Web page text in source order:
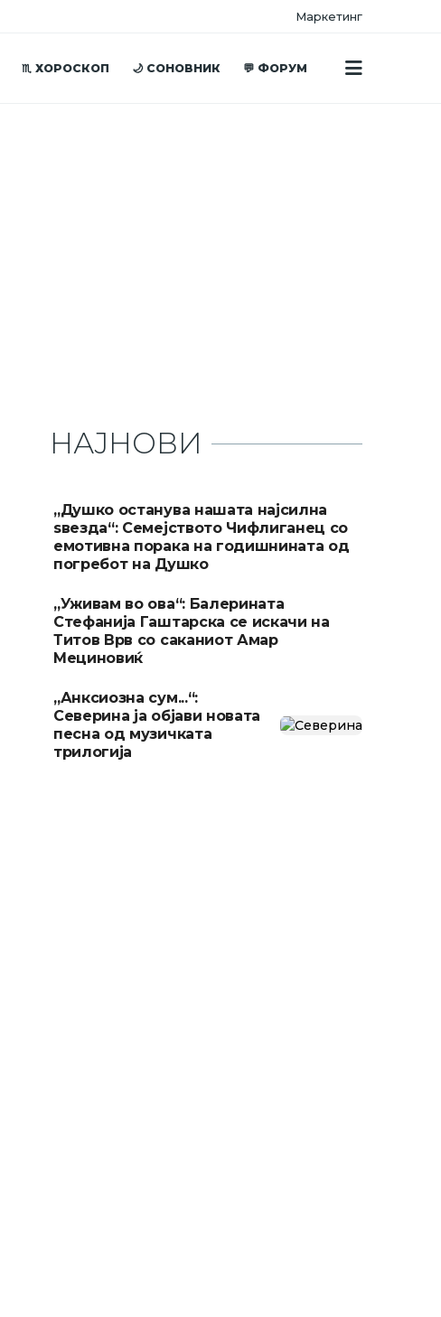
Маркетинг
♏ ХОРОСКОП 🌙 СОНОВНИК 💬 ФОРУМ
НАЈНОВИ
„Душко останува нашата најсилна
ѕвезда“: Семејството Чифлиганец со
емотивна порака на годишнината од
погребот на Душко
„Уживам во ова“: Балерината
Стефанија Гаштарска се искачи на
Титов Врв со саканиот Амар
Мециновиќ
„Анксиозна сум...“:
Северина ја објави новата
песна од музичката
трилогија